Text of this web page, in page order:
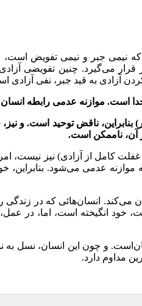
نیمی جبر و نیمی تفویض
قرار می‌گیرد. چنین تفویضی
آزادی به قید جبر، نفی آزادی
است. موازنه عدمی رابطه
ناقض توحید است. و نیز ،
آن، ناممکن است.
کامل از آزادی) نیز نیست،
عدمی می‌شود. بنابراین،
می‌کند. انسان‌هائی که در
خود انگیخته است، اما، در
و چون این انسان، نسل به
مداوم دارد.